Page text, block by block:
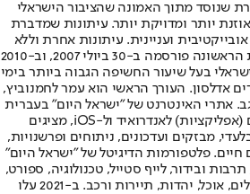
שנוסד מתוך האמונה שהציבור הישראלי
יותר ומדויקת יותר. עיתונות שמדברת
ועניינית. עיתונות אחרת וללא
תשלום. המהדורה המודפסת הראשונה פורסמה ב-30 ביולי 2007, וב-2010
בעל שיעור החשיפה הגבוה ביותר בימי
אדלסון. העורך הראשי הוא עמר לחמנוביץ,
אתרי האינטרנט של "ישראל היום" בעברית
ובאנגלית, כמו כן היישומונים (אפליקציות) לאנדרואיד ול-iOS, מציגים
מבזקים ועדכונים, ניתוחים ופרשנויות,
חיים. פלטפורמות הדיגיטל של "ישראל היום"
ובידור, לייף סטייל, טכנולוגיה, ספורט,
כלכלה וצרכנות, בריאות, חיילים, אוכל, יהדות, תיירות ורכב. ב-2021 עלו